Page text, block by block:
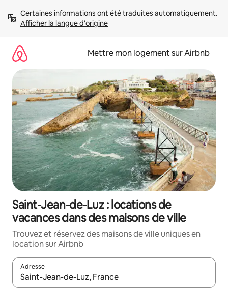
directement
Afficher la langue d'origine
Mettre mon logement sur Airbnb
Saint-Jean-de-Luz : locations de
vacances dans des maisons de ville
Trouvez et réservez des maisons de ville uniques en
location sur Airbnb
Adresse
Lorsque les résultats s'affichent, utilisez les flèches vers le